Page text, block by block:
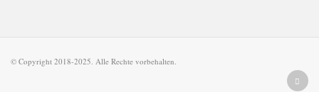
© Copyright 2018-2025. Alle Rechte vorbehalten.